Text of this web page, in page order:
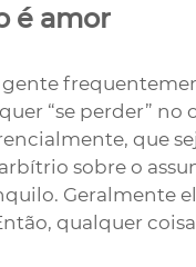
é amor
gente
“se perder”
que
sobre o
Geralmente
qualquer